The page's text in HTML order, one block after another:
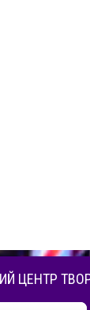
ЦЕНТР